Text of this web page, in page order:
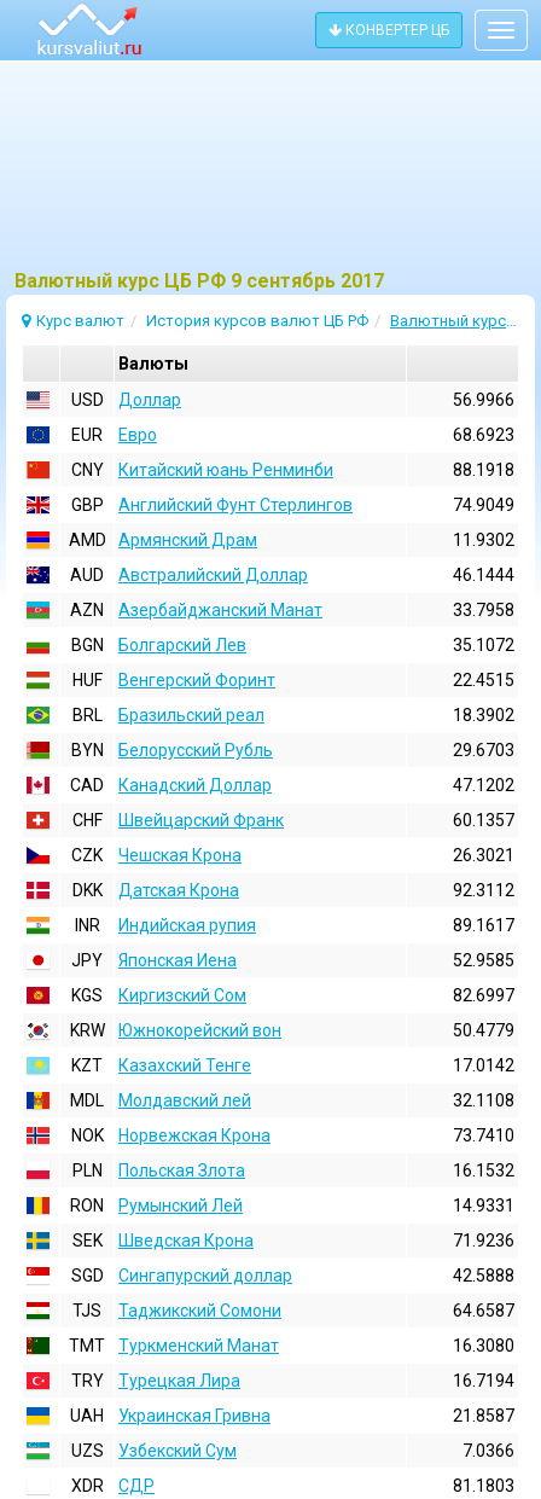
КОНВЕРТЕР ЦБ
Bалютный курс ЦБ РФ 9 сентябрь 2017
Курс валют История курсов валют ЦБ РФ Валютный курс 9 Сентябрь 2017
Валюты
USD
Доллар
56.9966
EUR
Евро
68.6923
CNY
Китайский юань Ренминби
88.1918
GBP
Английский Фунт Стерлингов
74.9049
AMD
Армянский Драм
11.9302
AUD
Австралийский Доллар
46.1444
AZN
Азербайджанский Манат
33.7958
BGN
Болгарский Лев
35.1072
HUF
Венгерский Форинт
22.4515
BRL
Бразильский реал
18.3902
BYN
Белорусский Рубль
29.6703
CAD
Канадский Доллар
47.1202
CHF
Швейцарский Франк
60.1357
CZK
Чешская Крона
26.3021
DKK
Датская Крона
92.3112
INR
Индийская pупия
89.1617
JPY
Японская Иена
52.9585
KGS
Киргизский Сом
82.6997
KRW
Южнокорейский вон
50.4779
KZT
Казахский Тенге
17.0142
MDL
Молдавский лей
32.1108
NOK
Норвежская Крона
73.7410
PLN
Польская Злота
16.1532
RON
Румынский Лей
14.9331
SEK
Шведская Крона
71.9236
SGD
Сингапурский доллар
42.5888
TJS
Таджикский Сомони
64.6587
TMT
Туркменский Манат
16.3080
TRY
Турецкая Лира
16.7194
UAH
Украинская Гривна
21.8587
UZS
Узбекский Сум
7.0366
XDR
СДР
81.1803